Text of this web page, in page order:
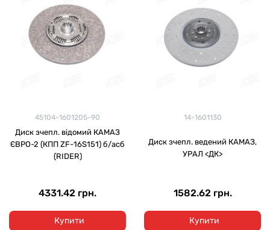
45104-1601205-90
Диск зчепл. відомий КАМАЗ
ЄВРО-2 (КПП ZF-16S151) б/асб
(RIDER)
4331.42 грн.
Купити
14-1601130
Диск зчепл. ведений КАМАЗ,
УРАЛ <ДК>
1582.62 грн.
Купити